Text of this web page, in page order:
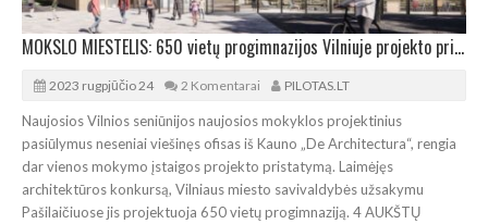
MOKSLO MIESTELIS: 650 vietų progimnazijos Vilniuje projekto pristatymas
2023 rugpjūčio 24 2 Komentarai PILOTAS.LT
Naujosios Vilnios seniūnijos naujosios mokyklos projektinius
pasiūlymus neseniai viešinęs ofisas iš Kauno „De Architectura“, rengia
dar vienos mokymo įstaigos projekto pristatymą. Laimėjęs
architektūros konkursą, Vilniaus miesto savivaldybės užsakymu
Pašilaičiuose jis projektuoja 650 vietų progimnaziją. 4 AUKŠTŲ